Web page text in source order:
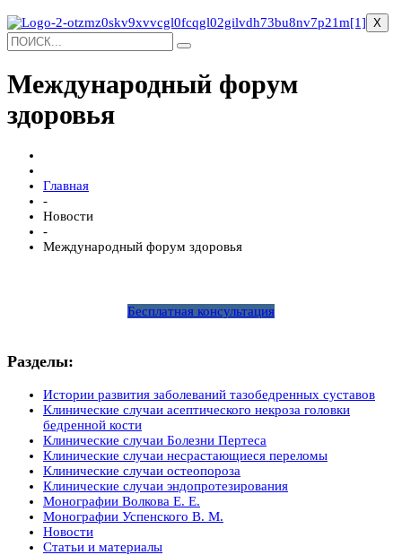
X
Международный форум
здоровья
Главная
-
Новости
-
Международный форум здоровья
Бесплатная консультация
Разделы:
Истории развития заболеваний тазобедренных суставов
Клинические случаи асептического некроза головки
бедренной кости
Клинические случаи Болезни Пертеса
Клинические случаи несрастающиеся переломы
Клинические случаи остеопороза
Клинические случаи эндопротезирования
Монографии Волкова Е. Е.
Монографии Успенского В. М.
Новости
Статьи и материалы